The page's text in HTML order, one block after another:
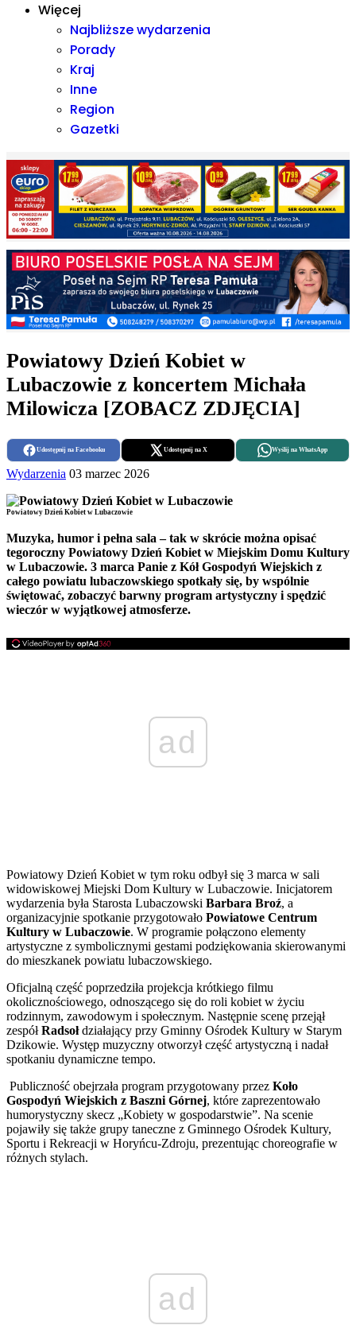
Więcej
Najbliższe wydarzenia
Porady
Kraj
Inne
Region
Gazetki
Powiatowy Dzień Kobiet w
Lubaczowie z koncertem Michała
Milowicza [ZOBACZ ZDJĘCIA]
Udostępnij na Facebooku Udostępnij na X Wyślij na WhatsApp
Wydarzenia 03 marzec 2026
Powiatowy Dzień Kobiet w Lubaczowie
Muzyka, humor i pełna sala – tak w skrócie można opisać
tegoroczny Powiatowy Dzień Kobiet w Miejskim Domu Kultury
w Lubaczowie. 3 marca Panie z Kół Gospodyń Wiejskich z
całego powiatu lubaczowskiego spotkały się, by wspólnie
świętować, zobaczyć barwny program artystyczny i spędzić
wieczór w wyjątkowej atmosferze.
ad
Powiatowy Dzień Kobiet w tym roku odbył się 3 marca w sali
widowiskowej Miejski Dom Kultury w Lubaczowie. Inicjatorem
wydarzenia była Starosta Lubaczowski Barbara Broź, a
organizacyjnie spotkanie przygotowało Powiatowe Centrum
Kultury w Lubaczowie. W programie połączono elementy
artystyczne z symbolicznymi gestami podziękowania skierowanymi
do mieszkanek powiatu lubaczowskiego.
Oficjalną część poprzedziła projekcja krótkiego filmu
okolicznościowego, odnoszącego się do roli kobiet w życiu
rodzinnym, zawodowym i społecznym. Następnie scenę przejął
zespółRadsołdziałający przy Gminny Ośrodek Kultury w Starym
Dzikowie. Występ muzyczny otworzył część artystyczną i nadał
spotkaniu dynamiczne tempo.
Publiczność obejrzała program przygotowany przez Koło
Gospodyń Wiejskich z Baszni Górnej, które zaprezentowało
humorystyczny skecz „Kobiety w gospodarstwie”. Na scenie
pojawiły się także grupy taneczne z Gminnego Ośrodek Kultury,
Sportu i Rekreacji w Horyńcu-Zdroju, prezentując choreografie w
różnych stylach.
ad